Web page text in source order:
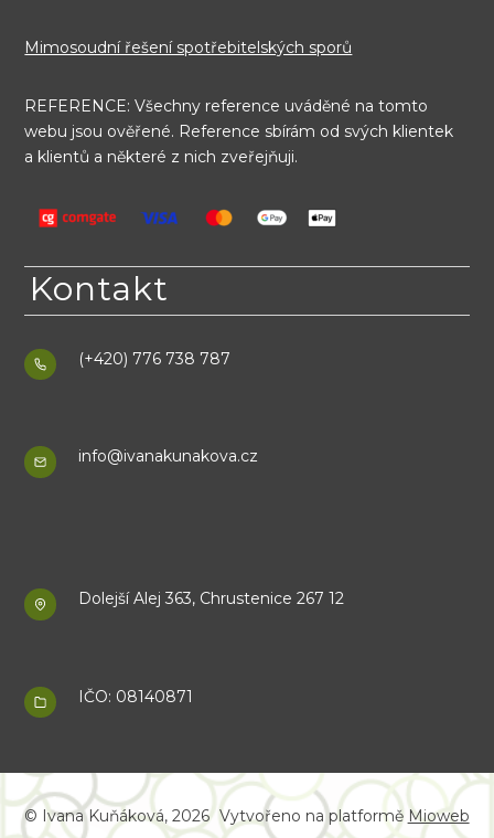
Mimosoudní řešení spotřebitelských sporů
REFERENCE: Všechny reference uváděné na tomto
webu jsou ověřené. Reference sbírám od svých klientek
a klientů a některé z nich zveřejňuji.
Kontakt
(+420) 776 738 787
info@ivanakunakova.cz
Dolejší Alej 363, Chrustenice 267 12
IČO: 08140871
© Ivana Kuňáková, 2026 Vytvořeno na platformě Mioweb